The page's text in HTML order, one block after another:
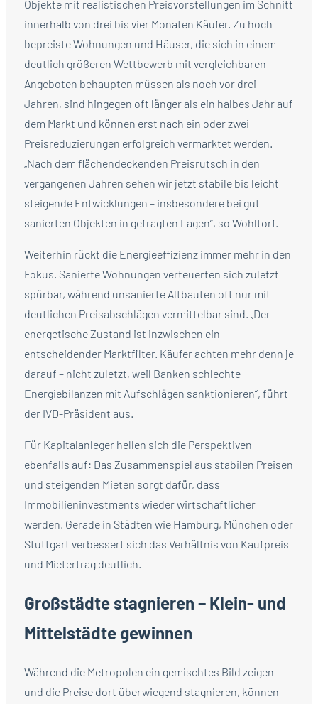
Objekte mit realistischen Preisvorstellungen im Schnitt
innerhalb von drei bis vier Monaten Käufer. Zu hoch
bepreiste Wohnungen und Häuser, die sich in einem
deutlich größeren Wettbewerb mit vergleichbaren
Angeboten behaupten müssen als noch vor drei
Jahren, sind hingegen oft länger als ein halbes Jahr auf
dem Markt und können erst nach ein oder zwei
Preisreduzierungen erfolgreich vermarktet werden.
„Nach dem flächendeckenden Preisrutsch in den
vergangenen Jahren sehen wir jetzt stabile bis leicht
steigende Entwicklungen – insbesondere bei gut
sanierten Objekten in gefragten Lagen“, so Wohltorf.
Weiterhin rückt die Energieeffizienz immer mehr in den
Fokus. Sanierte Wohnungen verteuerten sich zuletzt
spürbar, während unsanierte Altbauten oft nur mit
deutlichen Preisabschlägen vermittelbar sind. „Der
energetische Zustand ist inzwischen ein
entscheidender Marktfilter. Käufer achten mehr denn je
darauf – nicht zuletzt, weil Banken schlechte
Energiebilanzen mit Aufschlägen sanktionieren“, führt
der IVD-Präsident aus.
Für Kapitalanleger hellen sich die Perspektiven
ebenfalls auf: Das Zusammenspiel aus stabilen Preisen
und steigenden Mieten sorgt dafür, dass
Immobilieninvestments wieder wirtschaftlicher
werden. Gerade in Städten wie Hamburg, München oder
Stuttgart verbessert sich das Verhältnis von Kaufpreis
und Mietertrag deutlich.
Großstädte stagnieren – Klein- und
Mittelstädte gewinnen
Während die Metropolen ein gemischtes Bild zeigen
und die Preise dort überwiegend stagnieren, können